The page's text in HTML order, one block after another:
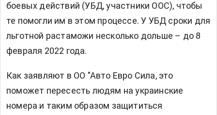
боевых действий (УБД, участники ООС), чтобы
те помогли им в этом процессе. У УБД сроки для
льготной растаможи несколько дольше – до 8
февраля 2022 года.
Как заявляют в ОО "Авто Евро Сила, это
поможет пересесть людям на украинские
номера и таким образом защититься